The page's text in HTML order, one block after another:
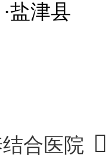
·盐津县
合医院 